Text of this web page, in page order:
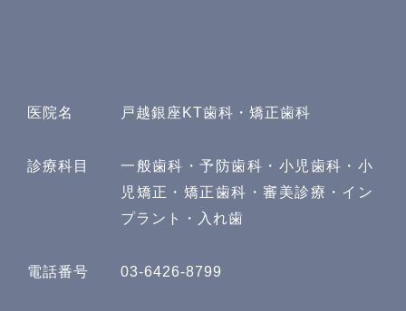
医院名 戸越銀座KT歯科・矯正歯科
診療科目
一般歯科・予防歯科・小児歯科・小
児矯正・矯正歯科・審美診療・イン
プラント・入れ歯
電話番号 03-6426-8799